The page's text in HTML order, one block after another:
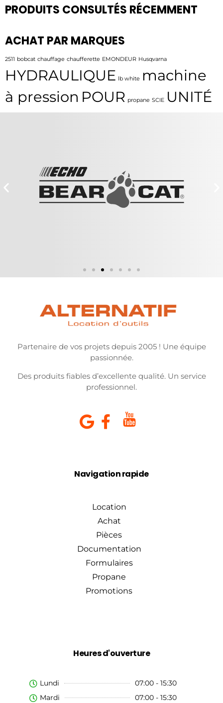
PRODUITS CONSULTÉS RÉCEMMENT
ACHAT PAR MARQUES
2511 bobcat chauffage chaufferette EMONDEUR Husqvarna
HYDRAULIQUE lb white machine
à pression POUR propane SCIE UNITÉ
Partenaire de vos projets depuis 2005 ! Une équipe
passionnée.
Des produits fiables d’excellente qualité. Un service
professionnel.
Navigation rapide
Location
Achat
Pièces
Documentation
Formulaires
Propane
Promotions
Heures d'ouverture
Lundi
07:00 - 15:30
Mardi
07:00 - 15:30